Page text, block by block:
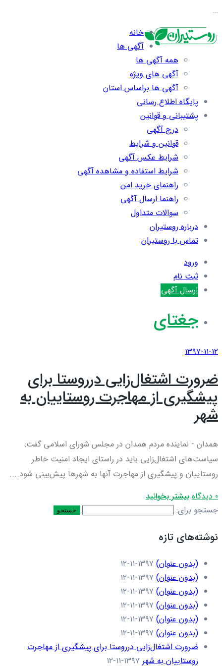
…
خانه
آگهی ها
همه آگهی ها
آگهی های ویژه
آگهی ها براساس استان
پایگاه اطلاع رسانی
پشتیبانی و قوانین
درج آگهی
قوانین و شرایط
شرایط عکس آگهی
شرایط استفاده و مشاهده آگهی
راهنمای خرید امن
راهنما ارسال آگهی
سوالات متداول
درباره روستیران
تماس با روستیران
ورود
ثبت نام
ارسال آگهی
جغتای
۱۳۹۷-۱۱-۱۲
ضرورت اشتغال‌زایی درروستا برای
پیشگیری از مهاجرت روستاییان به
شهر
همدان - نماینده مردم همدان در مجلس شورای اسلامی گفت:
سیاست‌های اشتغال‌زایی باید در راستای ایجاد امنیت خاطر
روستاییان و پیشگیری از مهاجرت آنها به شهرها پیش‌بینی شود....
0 دیدگاه
بیشتر بخوانید
جستجو برای:
نوشته‌های تازه
(بدون عنوان) ۱۳۹۷-۱۱-۱۲
(بدون عنوان) ۱۳۹۷-۱۱-۱۲
(بدون عنوان) ۱۳۹۷-۱۱-۱۲
(بدون عنوان) ۱۳۹۷-۱۱-۱۲
(بدون عنوان) ۱۳۹۷-۱۱-۱۲
(بدون عنوان) ۱۳۹۷-۱۱-۱۲
ضرورت اشتغال‌زایی درروستا برای پیشگیری از مهاجرت
روستاییان به شهر ۱۳۹۷-۱۱-۱۲